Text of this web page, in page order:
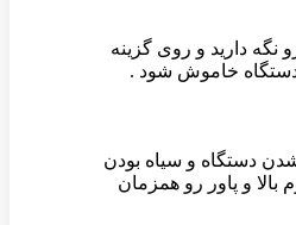
رو نگه دارید و روی گزینه
دستگاه و سیاه بودن
و پاور رو همزمان